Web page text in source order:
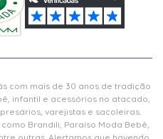
com mais de 30 anos de tradição
infantil e acessórios no atacado,
varejistas e sacoleiras.
Brandili, Paraíso Moda Bebê,